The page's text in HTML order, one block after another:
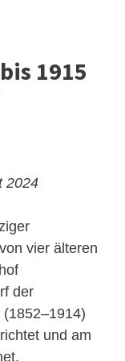
1915
2024
vier älteren
der
und am